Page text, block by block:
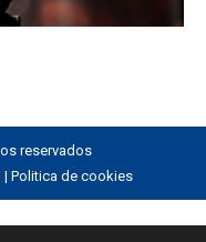
reservados
| Politica de cookies